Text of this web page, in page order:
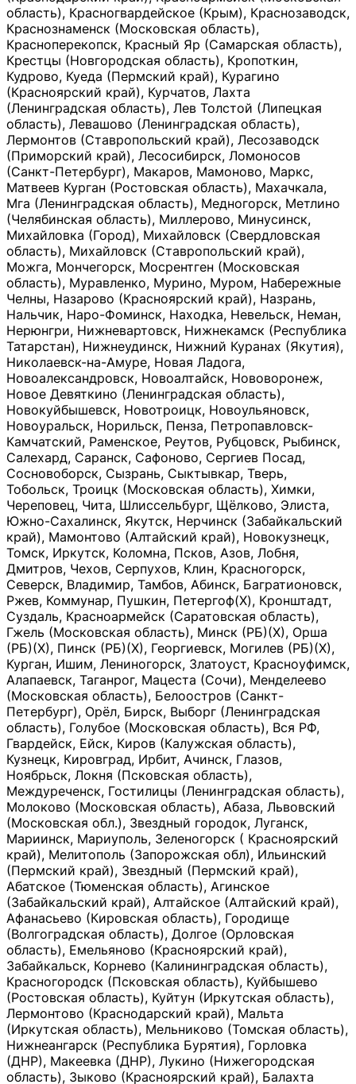
область), Красногвардейское (Крым), Краснозаводск,
Краснознаменск (Московская область),
Красноперекопск, Красный Яр (Самарская область),
Крестцы (Новгородская область), Кропоткин,
Кудрово, Куеда (Пермский край), Курагино
(Красноярский край), Курчатов, Лахта
(Ленинградская область), Лев Толстой (Липецкая
область), Левашово (Ленинградская область),
Лермонтов (Ставропольский край), Лесозаводск
(Приморский край), Лесосибирск, Ломоносов
(Санкт-Петербург), Макаров, Мамоново, Маркс,
Матвеев Курган (Ростовская область), Махачкала,
Мга (Ленинградская область), Медногорск, Метлино
(Челябинская область), Миллерово, Минусинск,
Михайловка (Город), Михайловск (Свердловская
область), Михайловск (Ставропольский край),
Можга, Мончегорск, Мосрентген (Московская
область), Муравленко, Мурино, Муром, Набережные
Челны, Назарово (Красноярский край), Назрань,
Нальчик, Наро-Фоминск, Находка, Невельск, Неман,
Нерюнгри, Нижневартовск, Нижнекамск (Республика
Татарстан), Нижнеудинск, Нижний Куранах (Якутия),
Николаевск-на-Амуре, Новая Ладога,
Новоалександровск, Новоалтайск, Нововоронеж,
Новое Девяткино (Ленинградская область),
Новокуйбышевск, Новотроицк, Новоульяновск,
Новоуральск, Норильск, Пенза, Петропавловск-
Камчатский, Раменское, Реутов, Рубцовск, Рыбинск,
Салехард, Саранск, Сафоново, Сергиев Посад,
Сосновоборск, Сызрань, Сыктывкар, Тверь,
Тобольск, Троицк (Московская область), Химки,
Череповец, Чита, Шлиссельбург, Щёлково, Элиста,
Южно-Сахалинск, Якутск, Нерчинск (Забайкальский
край), Мамонтово (Алтайский край), Новокузнецк,
Томск, Иркутск, Коломна, Псков, Азов, Лобня,
Дмитров, Чехов, Серпухов, Клин, Красногорск,
Северск, Владимир, Тамбов, Абинск, Багратионовск,
Ржев, Коммунар, Пушкин, Петергоф(Х), Кронштадт,
Суздаль, Красноармейск (Саратовская область),
Гжель (Московская область), Минск (РБ)(Х), Орша
(РБ)(Х), Пинск (РБ)(Х), Георгиевск, Могилев (РБ)(Х),
Курган, Ишим, Лениногорск, Златоуст, Красноуфимск,
Алапаевск, Таганрог, Мацеста (Сочи), Менделеево
(Московская область), Белоостров (Санкт-
Петербург), Орёл, Бирск, Выборг (Ленинградская
область), Голубое (Московская область), Вся РФ,
Гвардейск, Ейск, Киров (Калужская область),
Кузнецк, Кировград, Ирбит, Ачинск, Глазов,
Ноябрьск, Локня (Псковская область),
Междуреченск, Гостилицы (Ленинградская область),
Молоково (Московская область), Абаза, Львовский
(Московская обл.), Звездный городок, Луганск,
Мариинск, Мариуполь, Зеленогорск ( Красноярский
край), Мелитополь (Запорожская обл), Ильинский
(Пермский край), Звездный (Пермский край),
Абатское (Тюменская область), Агинское
(Забайкальский край), Алтайское (Алтайский край),
Афанасьево (Кировская область), Городище
(Волгоградская область), Долгое (Орловская
область), Емельяново (Красноярский край),
Забайкальск, Корнево (Калининградская область),
Красногородск (Псковская область), Куйбышево
(Ростовская область), Куйтун (Иркутская область),
Лермонтово (Краснодарский край), Мальта
(Иркутская область), Мельниково (Томская область),
Нижнеангарск (Республика Бурятия), Горловка
(ДНР), Макеевка (ДНР), Лукино (Нижегородская
область), Зыково (Красноярский край), Балахта